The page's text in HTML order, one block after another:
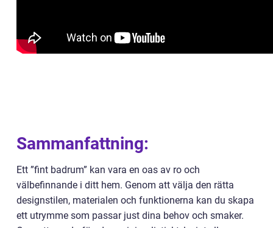
Sammanfattning:
Ett ”fint badrum” kan vara en oas av ro och
välbefinnande i ditt hem. Genom att välja den rätta
designstilen, materialen och funktionerna kan du skapa
ett utrymme som passar just dina behov och smaker.